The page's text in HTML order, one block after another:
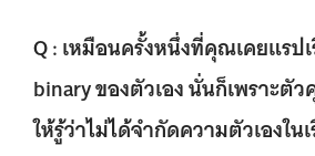
Q : เหมือนครั้งหนึ่งที่คุณเคยแรป
binary ของตัวเอง นั่นก็เพราะ
ให้รู้ว่าไม่ได้จำกัดความตัวเองใน